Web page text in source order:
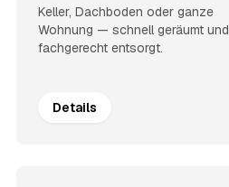
Keller, Dachboden oder ganze
Wohnung — schnell geräumt und
fachgerecht entsorgt.
Details